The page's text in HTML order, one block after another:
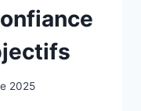
2025